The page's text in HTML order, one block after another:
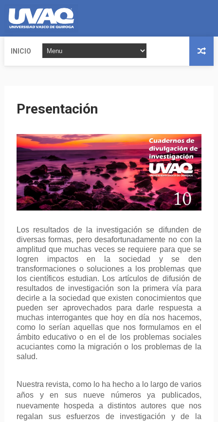
INICIO
Presentación
Los resultados de la investigación se difunden de
diversas formas, pero desafortunadamente no con la
amplitud que muchas veces se requiere para que se
logren impactos en la sociedad y se den
transformaciones o soluciones a los problemas que
los científicos estudian. Los artículos de difusión de
resultados de investigación son la primera vía para
decirle a la sociedad que existen conocimientos que
pueden ser aprovechados para darle respuesta a
muchas interrogantes que hoy en día nos hacemos,
como lo serían aquellas que nos formulamos en el
ámbito educativo o en el de los problemas sociales
acuciantes como la migración o los problemas de la
salud.
Nuestra revista, como lo ha hecho a lo largo de varios
años y en sus nueve números ya publicados,
nuevamente hospeda a distintos autores que nos
regalan sus esfuerzos de investigación y de la